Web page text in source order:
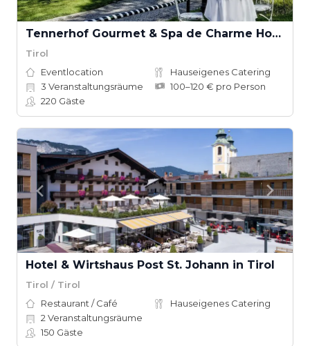
Tennerhof Gourmet & Spa de Charme Hotel
Tirol
Eventlocation
Hauseigenes Catering
3 Veranstaltungsräume
100–120 € pro Person
220 Gäste
Hotel & Wirtshaus Post St. Johann in Tirol
Tirol / Tirol
Restaurant / Café
Hauseigenes Catering
2 Veranstaltungsräume
150 Gäste